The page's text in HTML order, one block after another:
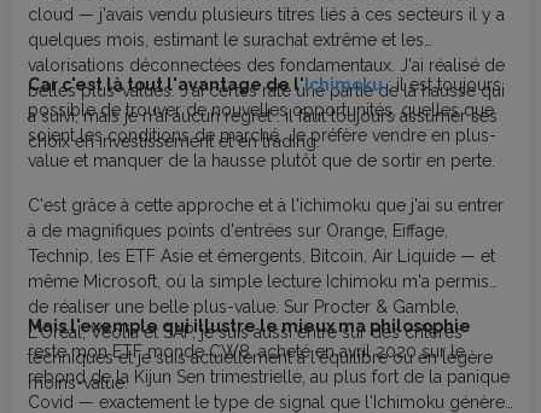
cloud — j'avais vendu plusieurs titres liés à ces secteurs il y a
quelques mois, estimant le surachat extrême et les
valorisations déconnectées des fondamentaux. J'ai réalisé de
belles plus-values. J'ai certes raté une partie de la hausse qui
a suivi, mais je n'ai aucun regret : il faut toujours assumer ses
choix en investissement et en trading.
Car c'est là tout l'avantage de l'Ichimoku: il est toujours
possible de trouver de nouvelles opportunités, quelles que
soient les conditions de marché. Je préfère vendre en plus-
value et manquer de la hausse plutôt que de sortir en perte.
C'est grâce à cette approche et à l'ichimoku que j'ai su entrer
à de magnifiques points d'entrées sur Orange, Eiffage,
Technip, les ETF Asie et émergents, Bitcoin, Air Liquide — et
même Microsoft, où la simple lecture Ichimoku m'a permis
de réaliser une belle plus-value. Sur Procter & Gamble,
L'Oréal, Véolia et SAP, je suis aussi entré sur des critères
techniques et je suis actuellement à l'équilibre ou en légère
moins-value.
Mais l'exemple qui illustre le mieux ma philosophie
reste mon ETF monde CW8, acheté en avril 2020 sur le
rebond de la Kijun Sen trimestrielle, au plus fort de la panique
Covid — exactement le type de signal que l'Ichimoku génère